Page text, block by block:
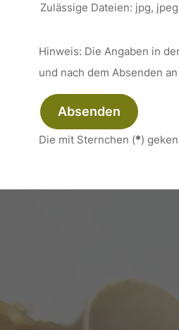
Zulässige Dateien: jpg,
Hinweis: Die Angaben in
und nach dem Absenden
Absenden
Die mit Sternchen (*)